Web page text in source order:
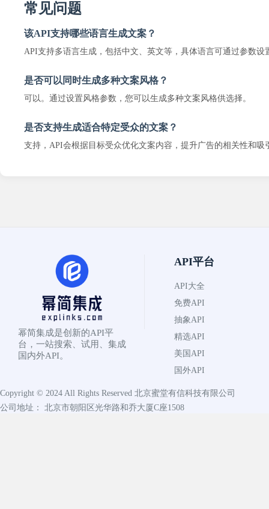
常见问题
该API支持哪些语言生成文案？
API支持多语言生成，包括中文、英文等，具体语言可通过参数设
是否可以同时生成多种文案风格？
可以。通过设置风格参数，您可以生成多种文案风格供选择。
是否支持生成适合特定受众的文案？
支持，API会根据目标受众优化文案内容，提升广告的相关性和吸
幂简集成是创新的API平
台，一站搜索、试用、集成
国内外API。
API平台
API大全
免费API
抽象API
精选API
美国API
国外API
Copyright © 2024 All Rights Reserved 北京蜜堂有信科技有限公司
公司地址： 北京市朝阳区光华路和乔大厦C座1508